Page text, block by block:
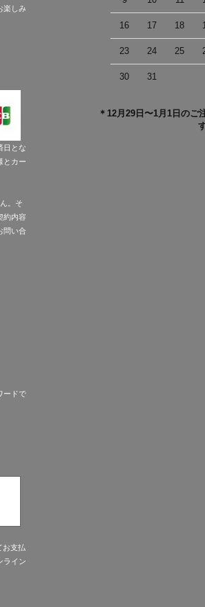
楽しみ
日とな
とカー
。そ
約内容
問い合
ードで
お支払
ライン
16 17 18
23 24 25
30 31
＊12月29日〜1月1日のご